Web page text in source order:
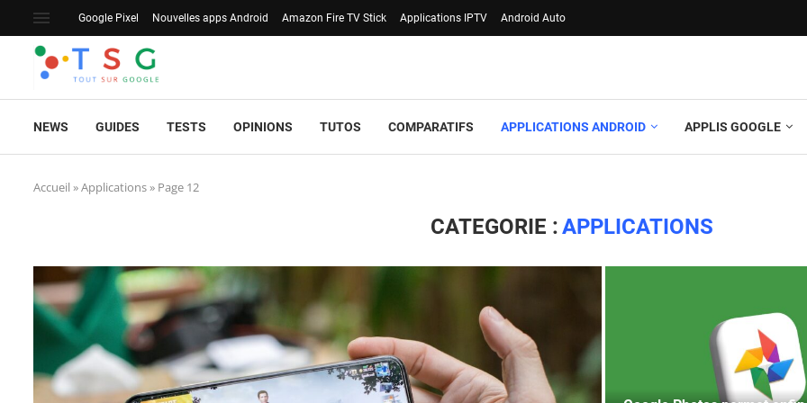
Google Pixel Nouvelles apps Android Amazon Fire TV Stick Applications IPTV Android Auto
NEWS GUIDES TESTS OPINIONS TUTOS COMPARATIFS APPLICATIONS ANDROID APPLIS GOOGLE
Accueil »Applications» Page 12
CATEGORIE :APPLICATIONS